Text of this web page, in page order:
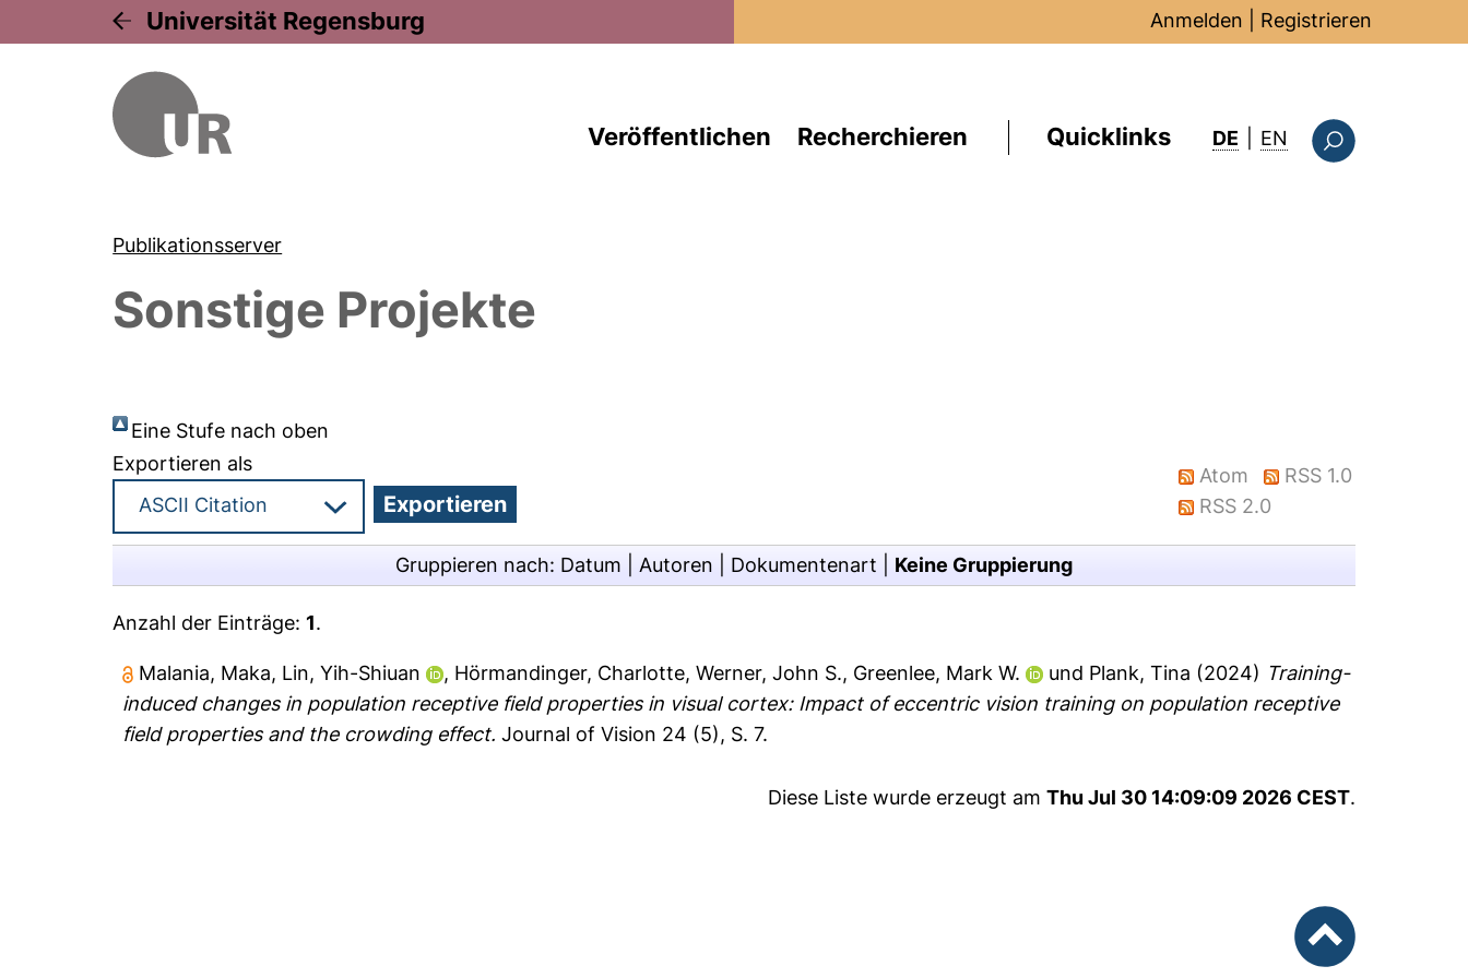
Universität Regensburg Anmelden Registrieren
Veröffentlichen Recherchieren Quicklinks DE EN : this page in
Publikationsserver
Sonstige Projekte
Eine Stufe nach oben
Exportieren als
Atom
RSS 1.0
RSS 2.0
Gruppieren nach: Datum Autoren Dokumentenart Keine Gruppierung
Anzahl der Einträge:1.
Malania, Maka, Lin, Yih-Shiuan , Hörmandinger, Charlotte,Werner, John S., Greenlee, Mark W. und Plank, Tina (2024) Training-
induced changes in population receptive field properties in visual cortex: Impact of eccentric vision training on population receptive
field properties and the crowding effect. Journal of Vision 24 (5), S. 7.
Diese Liste wurde erzeugt am Thu Jul 30 14:09:09 2026 CEST.